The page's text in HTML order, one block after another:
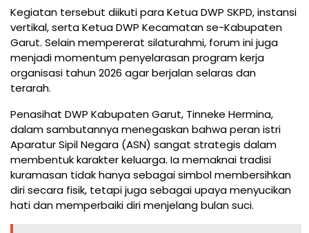
Kegiatan tersebut diikuti para Ketua DWP SKPD, instansi
vertikal, serta Ketua DWP Kecamatan se-Kabupaten
Garut. Selain mempererat silaturahmi, forum ini juga
menjadi momentum penyelarasan program kerja
organisasi tahun 2026 agar berjalan selaras dan
terarah.
Penasihat DWP Kabupaten Garut, Tinneke Hermina,
dalam sambutannya menegaskan bahwa peran istri
Aparatur Sipil Negara (ASN) sangat strategis dalam
membentuk karakter keluarga. Ia memaknai tradisi
kuramasan tidak hanya sebagai simbol membersihkan
diri secara fisik, tetapi juga sebagai upaya menyucikan
hati dan memperbaiki diri menjelang bulan suci.